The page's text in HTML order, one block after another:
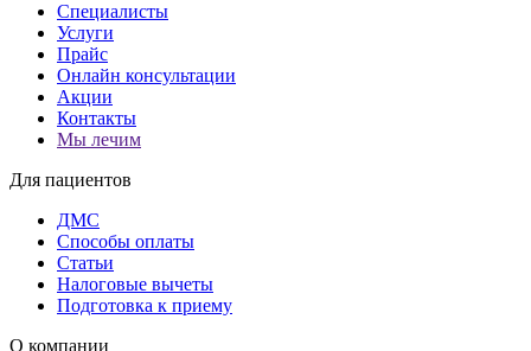
Специалисты
Услуги
Прайс
Онлайн консультации
Акции
Контакты
Мы лечим
Для пациентов
ДМС
Способы оплаты
Статьи
Налоговые вычеты
Подготовка к приему
О компании